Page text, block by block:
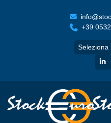
+39
Seleziona